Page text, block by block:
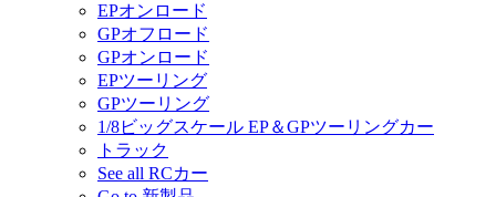
EPオンロード
GPオフロード
GPオンロード
EPツーリング
GPツーリング
1/8ビッグスケール EP＆GPツーリングカー
トラック
See all RCカー